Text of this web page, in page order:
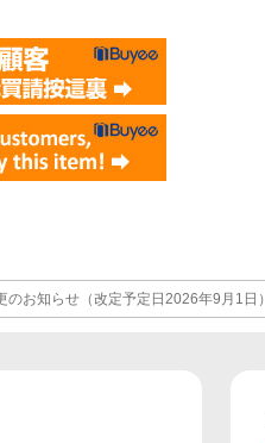
のお知らせ（改定予定日2026年9月1日）